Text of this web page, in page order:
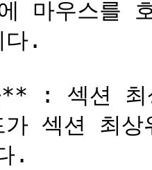
마우스를
다.
: 섹션 최
가 섹션 최
.